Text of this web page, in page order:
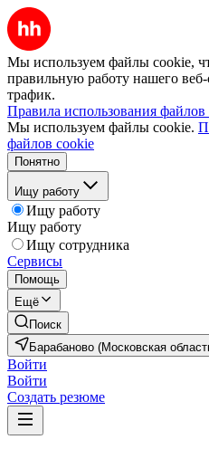
Мы используем файлы cookie,
правильную работу нашего веб-
трафик.
Правила использования файлов
Мы используем файлы cookie.
файлов cookie
Понятно
Ищу работу
Ищу работу
Ищу работу
Ищу сотрудника
Сервисы
Помощь
Ещё
Поиск
Барабаново (Московская
Войти
Войти
Создать резюме